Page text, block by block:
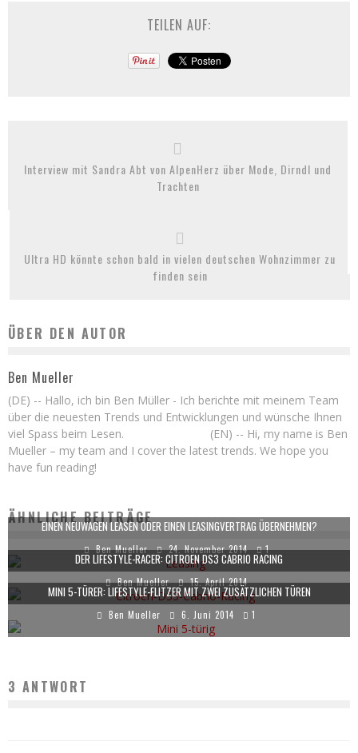
TEILEN AUF:
Interview mit Sandra Abt von AlpenHerz über Mode, Dirndl und
Trachten
Ultra HD könnte schon bald in vielen deutschen Wohnzimmer zu
finden sein
ÜBER DEN AUTOR
Ben Mueller
(DE) -- Hallo, ich bin Ben Müller - Ich berichte mit meinem Team
über die neuesten Trends und Entwicklungen und wünsche Ihnen
viel Spass beim Lesen. (EN) -- Hi, my name is Ben
Mueller – my team and I cover the latest trends. We hope you
have fun reading!
ÄHNLICHE BEITRÄGE
EINEN NEUWAGEN LEASEN ODER EINEN LEASINGVERTRAG ÜBERNEHMEN?
Ben Mueller 24. November 2014 1
DER LIFESTYLE-RACER: CITROEN DS3 CABRIO RACING
Ben Mueller 15. April 2014
MINI 5-TÜRER: LIFESTYLE-FLITZER MIT ZWEI ZUSÄTZLICHEN TÜREN
Ben Mueller 6. Juni 2014 1
3 ANTWORT